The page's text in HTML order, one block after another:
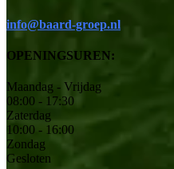
info@baard-groep.nl
OPENINGSUREN:
Maandag - Vrijdag
08:00 - 17:30
Zaterdag
10:00 - 16:00
Zondag
Gesloten